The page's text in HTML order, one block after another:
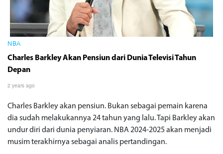
NBA
Charles Barkley Akan Pensiun dari Dunia Televisi Tahun
Depan
2 years ago
Charles Barkley akan pensiun. Bukan sebagai pemain karena
dia sudah melakukannya 24 tahun yang lalu. Tapi Barkley akan
undur diri dari dunia penyiaran. NBA 2024-2025 akan menjadi
musim terakhirnya sebagai analis pertandingan.